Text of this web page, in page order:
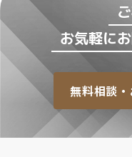
お気軽に
無料相談